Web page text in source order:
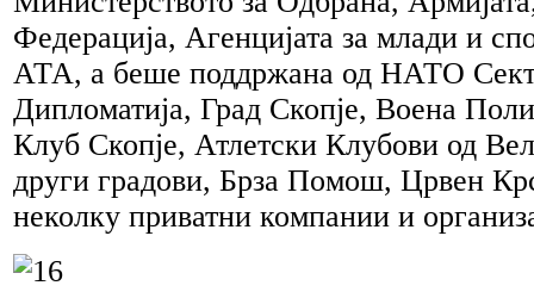
Федерација, Агенцијата за млади и
АТА, а беше поддржана од НАТО
Дипломатија, Град Скопје, Воена
Клуб Скопје, Атлетски Клубови од
други градови, Брза Помош, Црвен
неколку приватни компании и